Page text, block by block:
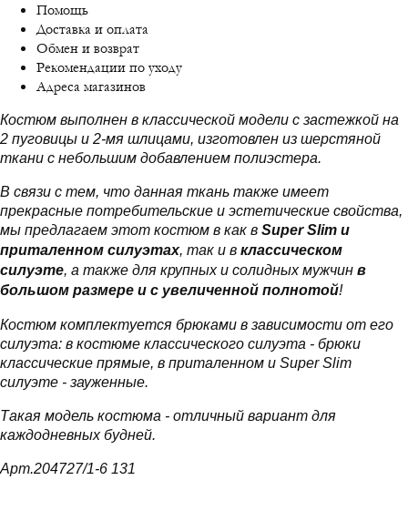
Помощь
Доставка и оплата
Обмен и возврат
Рекомендации по уходу
Адреса магазинов
Костюм выполнен в классической модели с застежкой на
2 пуговицы и 2-мя шлицами, изготовлен из шерстяной
ткани с небольшим добавлением полиэстера.
В связи с тем, что данная ткань также имеет
прекрасные потребительские и эстетические свойства,
мы предлагаем этот костюм в как в Super Slim и
приталенном силуэтах, так и в классическом
силуэте, а также для крупных и солидных мужчин в
большом размере и с увеличенной полнотой!
Костюм комплектуется брюками в зависимости от его
силуэта: в костюме классического силуэта - брюки
классические прямые, в приталенном и Super Slim
силуэте - зауженные.
Такая модель костюма - отличный вариант для
каждодневных будней.
Арт.204727/1-6 131